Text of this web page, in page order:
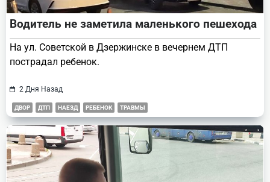
Водитель не заметила маленького пешехода
На ул. Советской в Дзержинске в вечернем ДТП
пострадал ребенок.
2 Дня Назад
ДВОР ДТП НАЕЗД РЕБЕНОК ТРАВМЫ